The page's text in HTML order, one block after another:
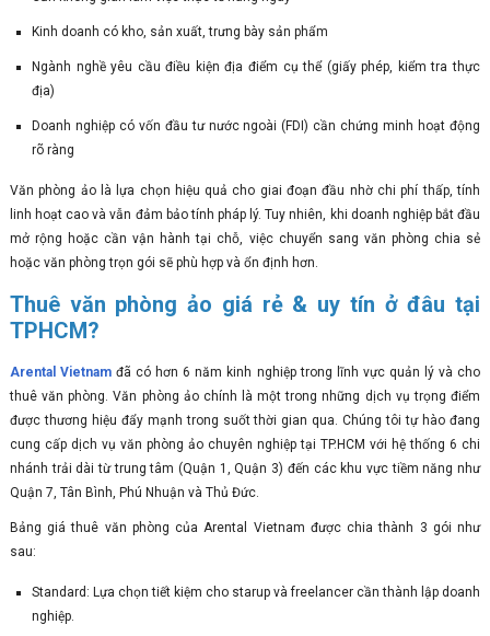
Kinh doanh có kho, sản xuất, trưng bày sản phẩm
Ngành nghề yêu cầu điều kiện địa điểm cụ thể (giấy phép, kiểm tra thực
địa)
Doanh nghiệp có vốn đầu tư nước ngoài (FDI) cần chứng minh hoạt động
rõ ràng
Văn phòng ảo là lựa chọn hiệu quả cho giai đoạn đầu nhờ chi phí thấp, tính
linh hoạt cao và vẫn đảm bảo tính pháp lý. Tuy nhiên, khi doanh nghiệp bắt đầu
mở rộng hoặc cần vận hành tại chỗ, việc chuyển sang văn phòng chia sẻ
hoặc văn phòng trọn gói sẽ phù hợp và ổn định hơn.
Thuê văn phòng ảo giá rẻ & uy tín ở đâu tại
TPHCM?
Arental Vietnam đã có hơn 6 năm kinh nghiệp trong lĩnh vực quản lý và cho
thuê văn phòng. Văn phòng ảo chính là một trong những dịch vụ trọng điểm
được thương hiệu đẩy mạnh trong suốt thời gian qua. Chúng tôi tự hào đang
cung cấp dịch vụ văn phòng ảo chuyên nghiệp tại TP.HCM với hệ thống 6 chi
nhánh trải dài từ trung tâm (Quận 1, Quận 3) đến các khu vực tiềm năng như
Quận 7, Tân Bình, Phú Nhuận và Thủ Đức.
Bảng giá thuê văn phòng của Arental Vietnam được chia thành 3 gói như
sau:
Standard: Lựa chọn tiết kiệm cho starup và freelancer cần thành lập doanh
nghiệp.